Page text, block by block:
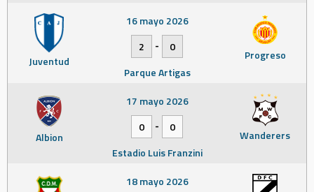
Juventud Progreso
16 mayo 2026
2
-
0
Parque Artigas
Albion Wanderers
17 mayo 2026
0
-
0
Estadio Luis Franzini
18 mayo 2026